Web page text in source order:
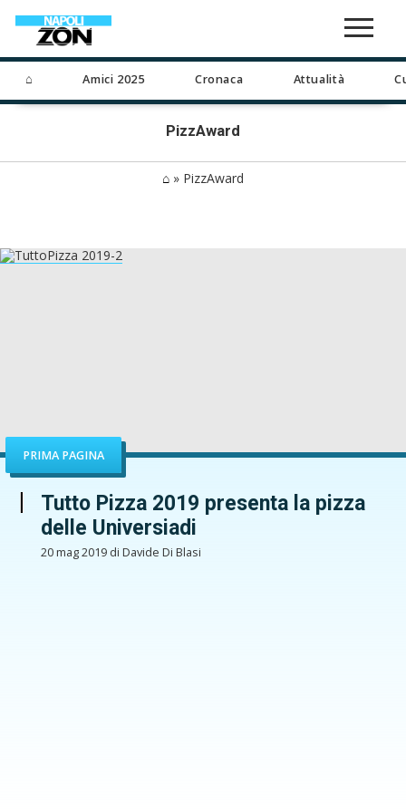
⌂ Amici 2025 Cronaca Attualità
PizzAward
⌂ » PizzAward
PRIMA PAGINA
Tutto Pizza 2019 presenta la pizza
delle Universiadi
20 mag 2019 di Davide Di Blasi